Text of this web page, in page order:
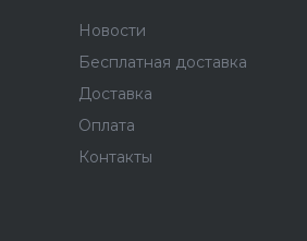
Новости
Бесплатная доставка
Доставка
Оплата
Контакты